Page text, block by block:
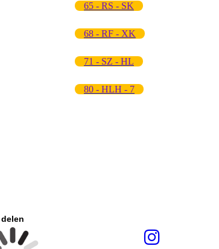
65 - RS - SK
68 - RF - XK
71 - SZ - HL
80 - HLH - 7
delen